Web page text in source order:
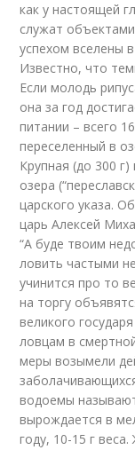
как у настоящей
служат
успехом вселены
Известно, что
Если молодь
она за год
питании – всего
переселенный в
Крупная (до 300
озера
царского указа.
царь Алексей
“А буде твоим
ловить частыми
учинится про то
на торгу
великого
ловцам в
меры возымели
водоемы
вырождается в
году, 10-15 г